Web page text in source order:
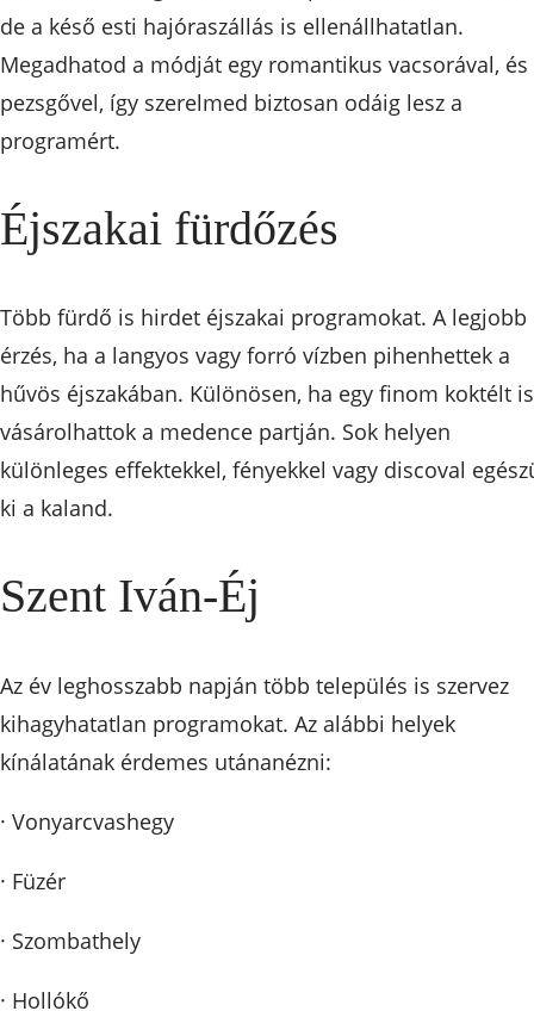
de a késő esti hajóraszállás is ellenállhatatlan.
Megadhatod a módját egy romantikus vacsorával, és
pezsgővel, így szerelmed biztosan odáig lesz a
programért.
Éjszakai fürdőzés
Több fürdő is hirdet éjszakai programokat. A legjobb
érzés, ha a langyos vagy forró vízben pihenhettek a
hűvös éjszakában. Különösen, ha egy finom koktélt is
vásárolhattok a medence partján. Sok helyen
különleges effektekkel, fényekkel vagy discoval
ki a kaland.
Szent Iván-Éj
Az év leghosszabb napján több település is szervez
kihagyhatatlan programokat. Az alábbi helyek
kínálatának érdemes utánanézni:
· Vonyarcvashegy
· Füzér
· Szombathely
· Hollókő